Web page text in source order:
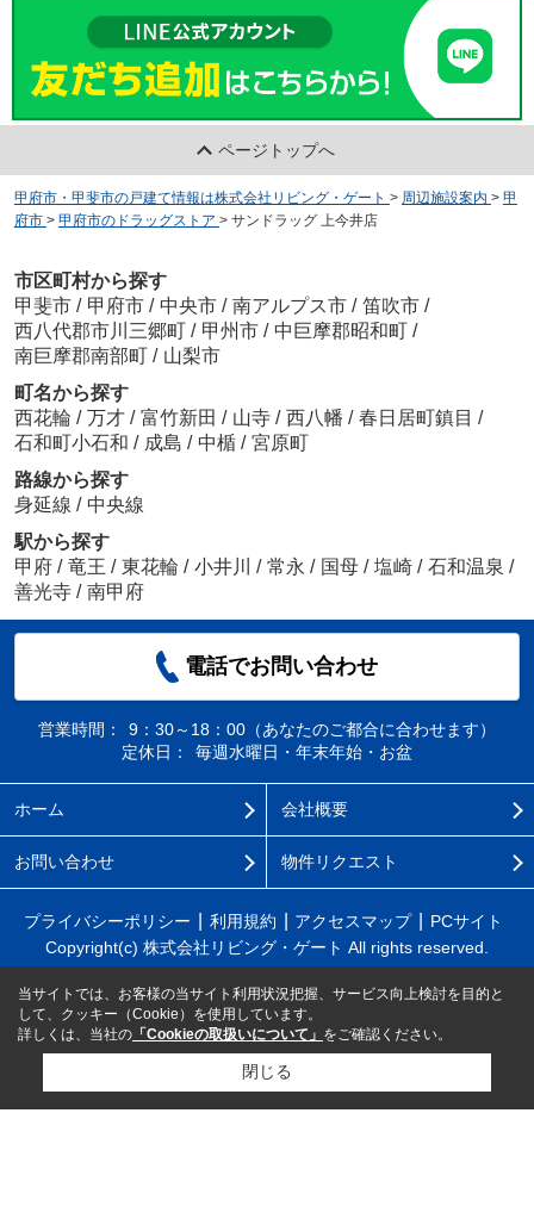
ページトップへ
甲府市・甲斐市の戸建て情報は株式会社リビング・ゲート > 周辺施設案内 > 甲
府市 > 甲府市のドラッグストア > サンドラッグ 上今井店
市区町村から探す
甲斐市 / 甲府市 / 中央市 / 南アルプス市 / 笛吹市 /
西八代郡市川三郷町 / 甲州市 / 中巨摩郡昭和町 /
南巨摩郡南部町 / 山梨市
町名から探す
西花輪 / 万才 / 富竹新田 / 山寺 / 西八幡 / 春日居町鎮目 /
石和町小石和 / 成島 / 中楯 / 宮原町
路線から探す
身延線 / 中央線
駅から探す
甲府 / 竜王 / 東花輪 / 小井川 / 常永 / 国母 / 塩崎 / 石和温泉 /
善光寺 / 南甲府
電話でお問い合わせ
営業時間：
9：30～18：00（あなたのご都合に合わせます）
定休日：
毎週水曜日・年末年始・お盆
ホーム 会社概要
お問い合わせ 物件リクエスト
プライバシーポリシー 利用規約 アクセスマップ
PCサイト
Copyright(c) 株式会社リビング・ゲート All rights reserved.
当サイトでは、お客様の当サイト利用状況把握、サービス向上検討を目的と
して、クッキー（Cookie）を使用しています。
詳しくは、当社の 「Cookieの取扱いについて」 をご確認ください。
閉じる